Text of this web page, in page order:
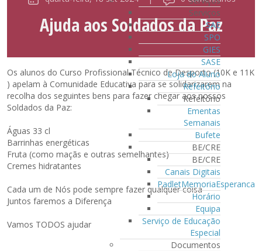
Serviços
SAE
SPO
GIES
SASE
Loja do Aluno
Refeitório
Refeitório
Ementas
Semanais
Bufete
BE/CRE
BE/CRE
Canais Digitais
PadletMemoriaEsperanca
Horário
Equipa
Serviço de Educação
Especial
Documentos
Ajuda aos Soldados da Paz
Os alunos do Curso Profissional Técnico de Desporto (10K e 11K
) apelam à Comunidade Educativa para se solidarizarem na
recolha dos seguintes bens para fazer chegar aos nossos
Soldados da Paz:
Águas 33 cl
Barrinhas energéticas
Fruta (como maçãs e outras semelhantes)
Cremes hidratantes
Cada um de Nós pode sempre fazer qualquer coisa
Juntos faremos a Diferença
Vamos TODOS ajudar